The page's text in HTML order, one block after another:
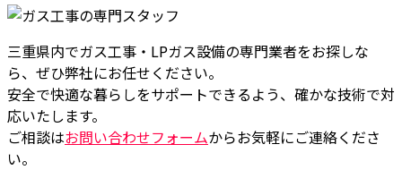
三重県内でガス工事・LPガス設備の専門業者をお探しな
ら、ぜひ弊社にお任せください。
安全で快適な暮らしをサポートできるよう、確かな技術で対
応いたします。
ご相談はお問い合わせフォームからお気軽にご連絡くださ
い。